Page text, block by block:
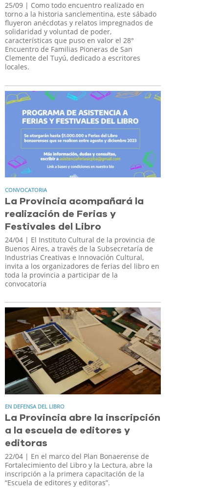
25/09 | Como todo encuentro realizado en
torno a la historia sanclementina, este sábado
fluyeron anécdotas y relatos impregnados de
solidaridad y voluntad de poder,
características que puso en valor el 28°
Encuentro de Familias Pioneras de San
Clemente del Tuyú, dedicado a escritores
locales.
CONVOCATORIA
La Provincia acompañará la
realización de Ferias y
Festivales del Libro
24/04 | El Instituto Cultural de la provincia de
Buenos Aires, a través de la Subsecretaría de
Industrias Creativas e Innovación Cultural,
invita a los organizadores de ferias del libro en
toda la provincia a participar de la
convocatoria
EN DEFENSA DEL LIBRO
La Provincia abre la inscripción
a la escuela de editores y
editoras
22/04 | En el marco del Plan Bonaerense de
Fortalecimiento del Libro y la Lectura, abre la
inscripción a la primera capacitación de la
“Escuela de editores y editoras”.